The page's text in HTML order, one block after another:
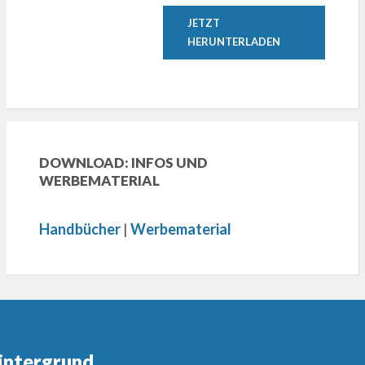
JETZT
HERUNTERLADEN
DOWNLOAD: INFOS UND
WERBEMATERIAL
Handbücher| Werbematerial